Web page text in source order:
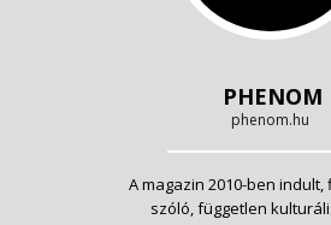
PHENOM
phenom.hu
A magazin 2010-ben
szóló, független